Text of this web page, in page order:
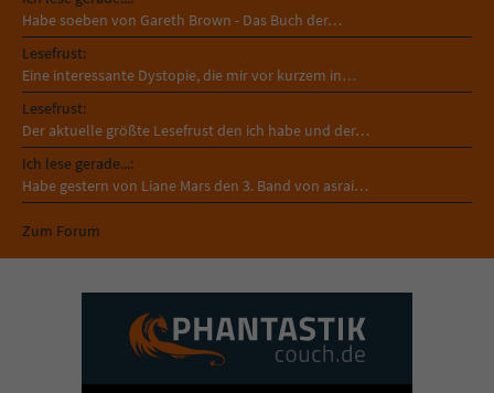
Habe soeben von Gareth Brown - Das Buch der…
Lesefrust:
Eine interessante Dystopie, die mir vor kurzem in…
Lesefrust:
Der aktuelle größte Lesefrust den ich habe und der…
Ich lese gerade...:
Habe gestern von Liane Mars den 3. Band von asrai…
Zum Forum